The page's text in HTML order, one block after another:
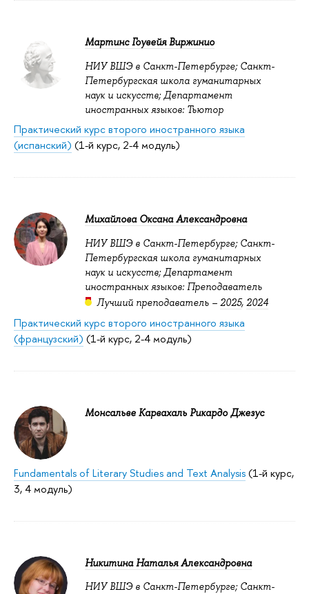
Мартинс Гоувейя Виржинио
НИУ ВШЭ в Санкт-Петербурге; Санкт-
Петербургская школа гуманитарных
наук и искусств; Департамент
иностранных языков: Тьютор
Практический курс второго иностранного языка
(испанский) (1-й курс, 2-4 модуль)
Михайлова Оксана Александровна
НИУ ВШЭ в Санкт-Петербурге; Санкт-
Петербургская школа гуманитарных
наук и искусств; Департамент
иностранных языков: Преподаватель
Лучший преподаватель – 2025, 2024
Практический курс второго иностранного языка
(французский) (1-й курс, 2-4 модуль)
Монсальве Карвахаль Рикардо Джезус
Fundamentals of Literary Studies and Text Analysis(1-й курс,
3, 4 модуль)
Никитина Наталья Александровна
НИУ ВШЭ в Санкт-Петербурге; Санкт-